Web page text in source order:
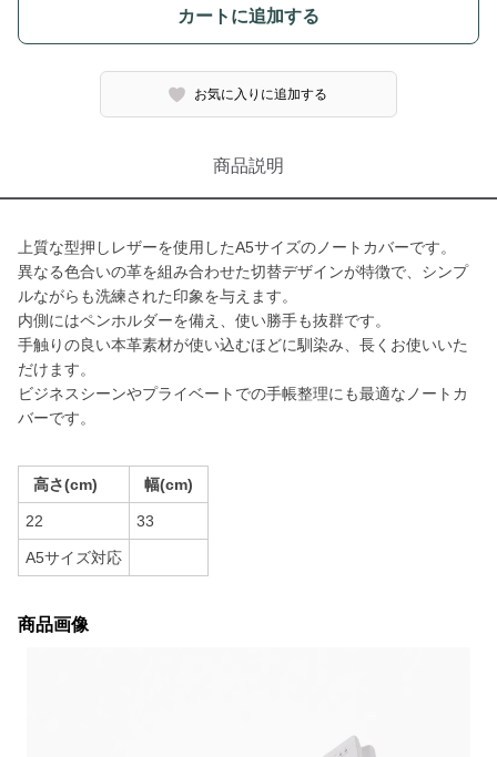
カートに追加する
お気に入りに追加する
商品説明
上質な型押しレザーを使用したA5サイズのノートカバーです。
異なる色合いの革を組み合わせた切替デザインが特徴で、シンプ
ルながらも洗練された印象を与えます。
内側にはペンホルダーを備え、使い勝手も抜群です。
手触りの良い本革素材が使い込むほどに馴染み、長くお使いいた
だけます。
ビジネスシーンやプライベートでの手帳整理にも最適なノートカ
バーです。
高さ(cm) 幅(cm)
22 33
A5サイズ対応
商品画像